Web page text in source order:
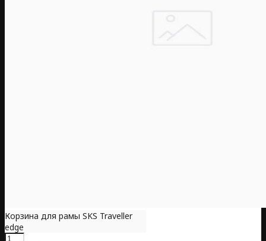
Корзина для рамы SKS Traveller
edge